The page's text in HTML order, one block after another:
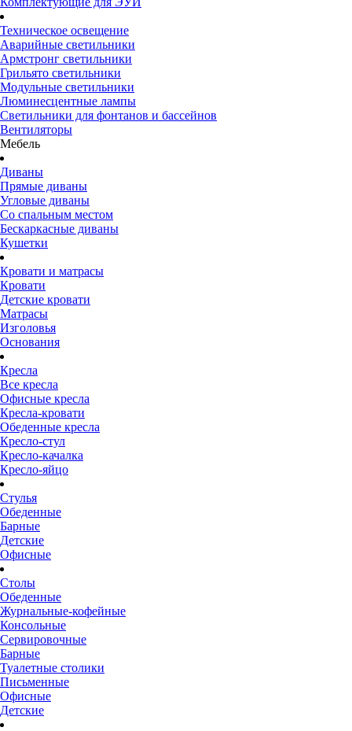
Техническое освещение
Аварийные светильники
Армстронг светильники
Грильято светильники
Модульные светильники
Люминесцентные лампы
Светильники для фонтанов и бассейнов
Вентиляторы
Мебель
Диваны
Прямые диваны
Угловые диваны
Со спальным местом
Бескаркасные диваны
Кушетки
Кровати и матрасы
Кровати
Детские кровати
Матрасы
Изголовья
Основания
Кресла
Все кресла
Офисные кресла
Кресла-кровати
Обеденные кресла
Кресло-стул
Кресло-качалка
Кресло-яйцо
Стулья
Обеденные
Барные
Детские
Офисные
Столы
Обеденные
Журнальные-кофейные
Консольные
Сервировочные
Барные
Туалетные столики
Письменные
Офисные
Детские